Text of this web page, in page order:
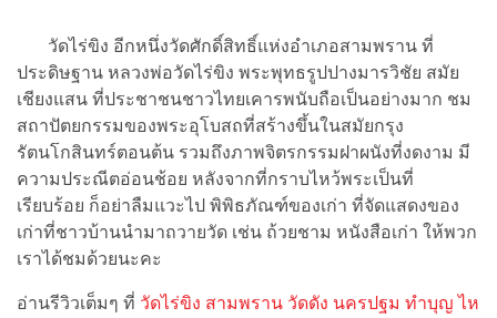
วัดไร่ขิง อีกหนึ่งวัดศักดิ์สิทธิ์แห่งอำเภอสามพราน ที่
ประดิษฐาน หลวงพ่อวัดไร่ขิง พระพุทธรูปปางมารวิชัย สมัย
เชียงแสน ที่ประชาชนชาวไทยเคารพนับถือเป็นอย่างมาก ชม
สถาปัตยกรรมของพระอุโบสถที่สร้างขึ้นในสมัยกรุง
รัตนโกสินทร์ตอนต้น รวมถึงภาพจิตรกรรมฝาผนังที่งดงาม มี
ความประณีตอ่อนช้อย หลังจากที่กราบไหว้พระเป็นที่
เรียบร้อย ก็อย่าลืมแวะไป พิพิธภัณฑ์ของเก่า ที่จัดแสดงของ
เก่าที่ชาวบ้านนำมาถวายวัด เช่น ถ้วยชาม หนังสือเก่า ให้พวก
เราได้ชมด้วยนะคะ
อ่านรีวิวเต็มๆ ที่ วัดไร่ขิง สามพราน วัดดัง นครปฐม ทำบุญ ไห